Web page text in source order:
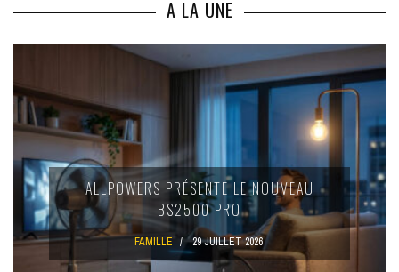
A LA UNE
ALLPOWERS PRÉSENTE LE NOUVEAU
BS2500 PRO
FAMILLE 29 JUILLET 2026